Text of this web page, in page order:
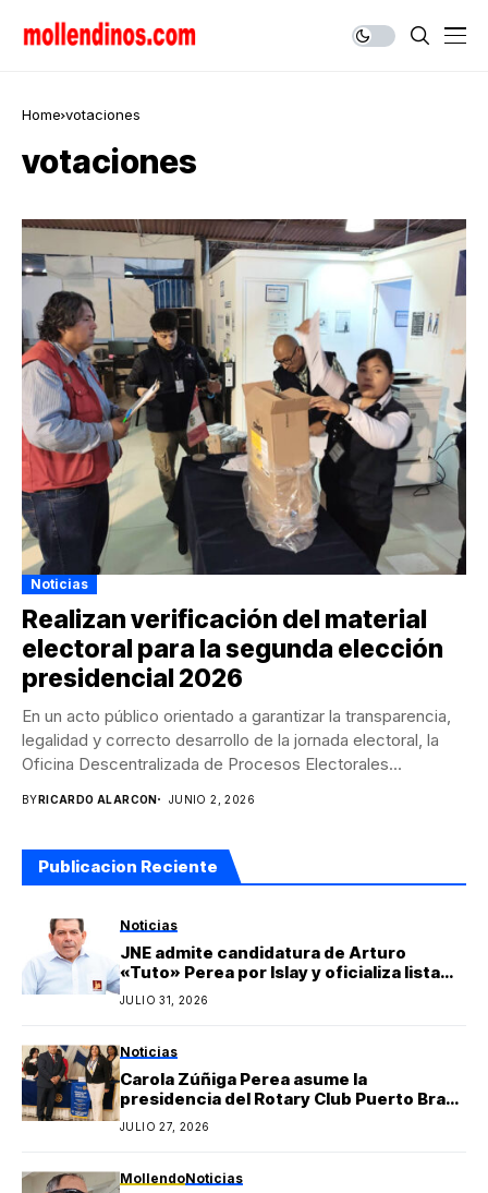
Home votaciones
votaciones
Noticias
Realizan verificación del material
electoral para la segunda elección
presidencial 2026
En un acto público orientado a garantizar la transparencia,
legalidad y correcto desarrollo de la jornada electoral, la
Oficina Descentralizada de Procesos Electorales...
BY RICARDO ALARCON JUNIO 2, 2026
Publicacion Reciente
Noticias
JNE admite candidatura de Arturo
«Tuto» Perea por Islay y oficializa lista
regional de Yo Arequipa encabezada por
Berly Gonzales
JULIO 31, 2026
Noticias
Carola Zúñiga Perea asume la
presidencia del Rotary Club Puerto Bravo
Mollendo y anuncia proyectos sociales
para la provincia de Islay
JULIO 27, 2026
MollendoNoticias